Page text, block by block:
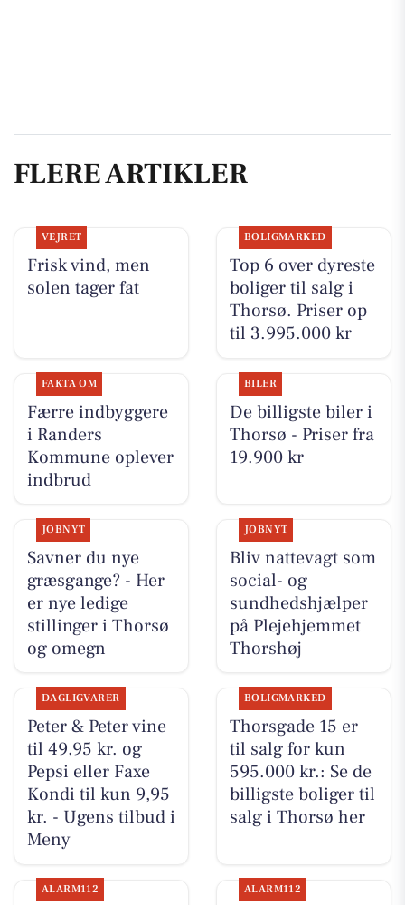
FLERE ARTIKLER
VEJRET
Frisk vind, men
solen tager fat
BOLIGMARKED
Top 6 over dyreste
boliger til salg i
Thorsø. Priser op
til 3.995.000 kr
FAKTA OM
Færre indbyggere
i Randers
Kommune oplever
indbrud
BILER
De billigste biler i
Thorsø - Priser fra
19.900 kr
JOBNYT
Savner du nye
græsgange? - Her
er nye ledige
stillinger i Thorsø
og omegn
JOBNYT
Bliv nattevagt som
social- og
sundhedshjælper
på Plejehjemmet
Thorshøj
DAGLIGVARER
Peter & Peter vine
til 49,95 kr. og
Pepsi eller Faxe
Kondi til kun 9,95
kr. - Ugens tilbud i
Meny
BOLIGMARKED
Thorsgade 15 er
til salg for kun
595.000 kr.: Se de
billigste boliger til
salg i Thorsø her
ALARM112 ALARM112